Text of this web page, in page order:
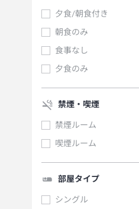
夕食/朝食付き
朝食のみ
食事なし
夕食のみ
禁煙・喫煙
禁煙ルーム
喫煙ルーム
部屋タイプ
シングル